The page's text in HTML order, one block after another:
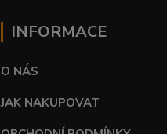
INFORMACE
O NÁS
JAK NAKUPOVAT